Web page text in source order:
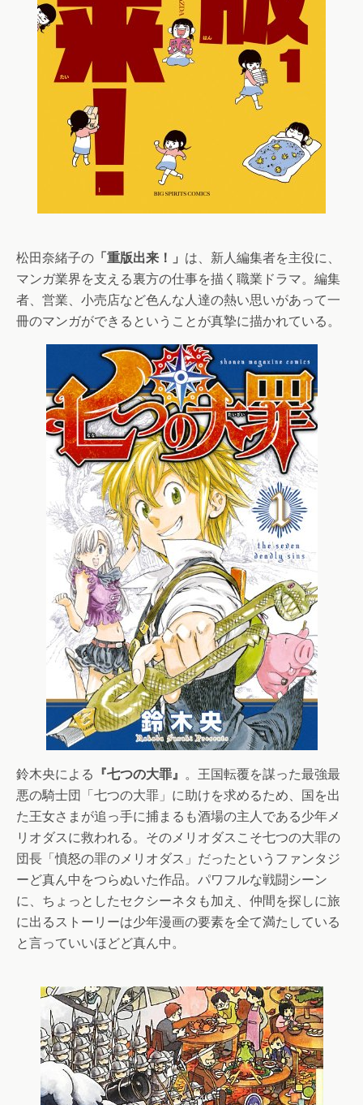
松田奈緒子の 「重版出来！」 は、新人編集者を主役に、
マンガ業界を支える裏方の仕事を描く職業ドラマ。編集
者、営業、小売店など色んな人達の熱い思いがあって一
冊のマンガができるということが真摯に描かれている。
鈴木央による 『七つの大罪』 。王国転覆を謀った最強最
悪の騎士団「七つの大罪」に助けを求めるため、国を出
た王女さまが追っ手に捕まるも酒場の主人である少年メ
リオダスに救われる。そのメリオダスこそ七つの大罪の
団長「憤怒の罪のメリオダス」だったというファンタジ
ーど真ん中をつらぬいた作品。パワフルな戦闘シーン
に、ちょっとしたセクシーネタも加え、仲間を探しに旅
に出るストーリーは少年漫画の要素を全て満たしている
と言っていいほどど真ん中。